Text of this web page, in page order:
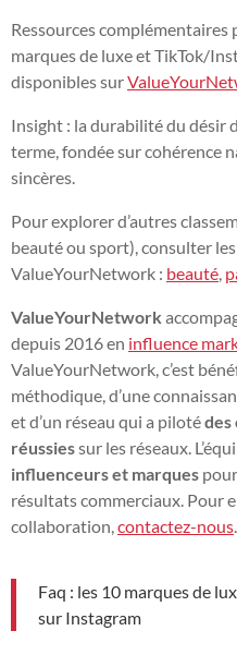
Ressources
marques de luxe et TikTok/
disponibles sur
Insight : la durabilité du désir
terme, fondée sur cohérence
sincères.
Pour explorer d’autres
beauté ou sport), consulter
ValueYourNetwork : beauté
ValueYourNetwork
depuis 2016 en influence
ValueYourNetwork, c’est
méthodique, d’une
et d’un réseau qui a pilotédes
réussiessur les réseaux.
influenceurs et marques
résultats commerciaux. Pour
collaboration, contactez-nous
Faq : les 10 marques de
sur Instagram